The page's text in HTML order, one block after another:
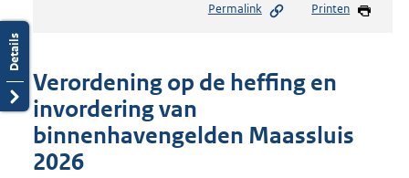
Permalink Printen
Verordening op de heffing en
invordering van
binnenhavengelden Maassluis
2026